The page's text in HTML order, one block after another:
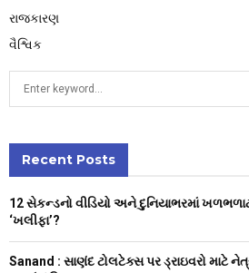
રાજકારણ
વૈશ્વિક
h
o
Recent Posts
12 સેકન્ડનો વીડિયો અને દુનિયાભરમાં
‘ખલીફા’?
Sanand : સાણંદ ટોલટેક્સ પર ડ્રાઇવરો માટે